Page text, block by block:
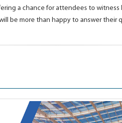
a chance for attendees to
be more than happy to answer their